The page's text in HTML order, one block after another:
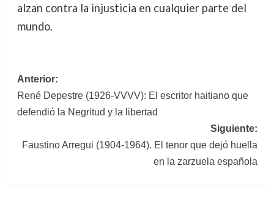
alzan contra la injusticia en cualquier parte del
mundo.
Navegación
de
entradas
Anterior:
René Depestre (1926-VVVV): El escritor haitiano que
defendió la Negritud y la libertad
Siguiente:
Faustino Arregui (1904-1964). El tenor que dejó huella
en la zarzuela española